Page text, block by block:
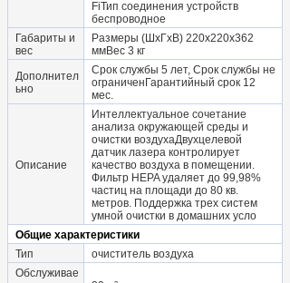
FiТип соединения устройств
беспроводное
Габариты и
вес
Размеры (ШхГхВ) 220х220х362
ммВес 3 кг
Дополнител
ьно
Срок службы 5 лет, Срок службы не
ограниченГарантийный срок 12
мес.
Описание
Интеллектуальное сочетание
анализа окружающей среды и
очистки воздухаДвухцелевой
датчик лазера контролирует
качество воздуха в помещении.
Фильтр HEPA удаляет до 99,98%
частиц на площади до 80 кв.
метров. Поддержка трех систем
умной очистки в домашних усло
Общие характеристики
Тип
очиститель воздуха
Обслуживае